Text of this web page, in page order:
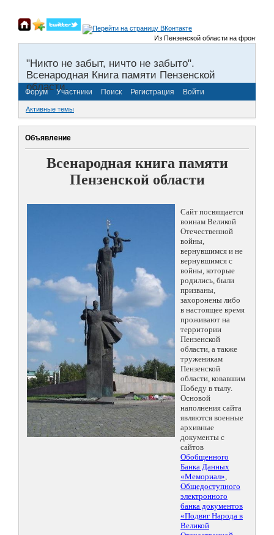
Из Пензенской области на фронты
"Никто не забыт, ничто не забыто".
Всенародная Книга памяти Пензенской
области.
Форум Участники Поиск Регистрация Войти
Активные темы
Объявление
Всенародная книга памяти
Пензенской области
Сайт посвящается
воинам Великой
Отечественной
войны,
вернувшимся и не
вернувшимся с
войны, которые
родились, были
призваны,
захоронены либо
в настоящее время
проживают на
территории
Пензенской
области, а также
труженикам
Пензенской
области, ковавшим
Победу в тылу.
Основой
наполнения сайта
являются военные
архивные
документы с
сайтов
Обобщенного
Банка Данных
«Мемориал»,
Общедоступного
электронного
банка документов
«Подвиг Народа в
Великой